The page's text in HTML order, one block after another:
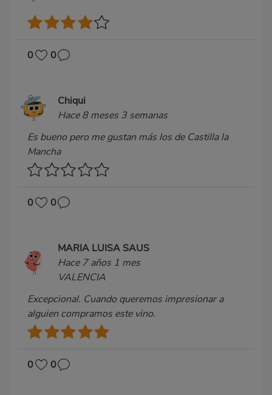
0 0
Chiqui
Hace 8 meses 3 semanas
Es bueno pero me gustan más los de Castilla la
Mancha
0 0
MARIA LUISA SAUS
Hace 7 años 1 mes
VALENCIA
Excepcional. Cuando queremos impresionar a
alguien compramos este vino.
0 0